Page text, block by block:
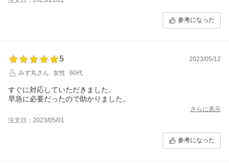
参考になった
5
2023/05/12
みず丸さん
女性 60代
すぐに対応していただきました。
早急に必要だったので助かりました。
さらに表示
注文日：2023/05/01
参考になった